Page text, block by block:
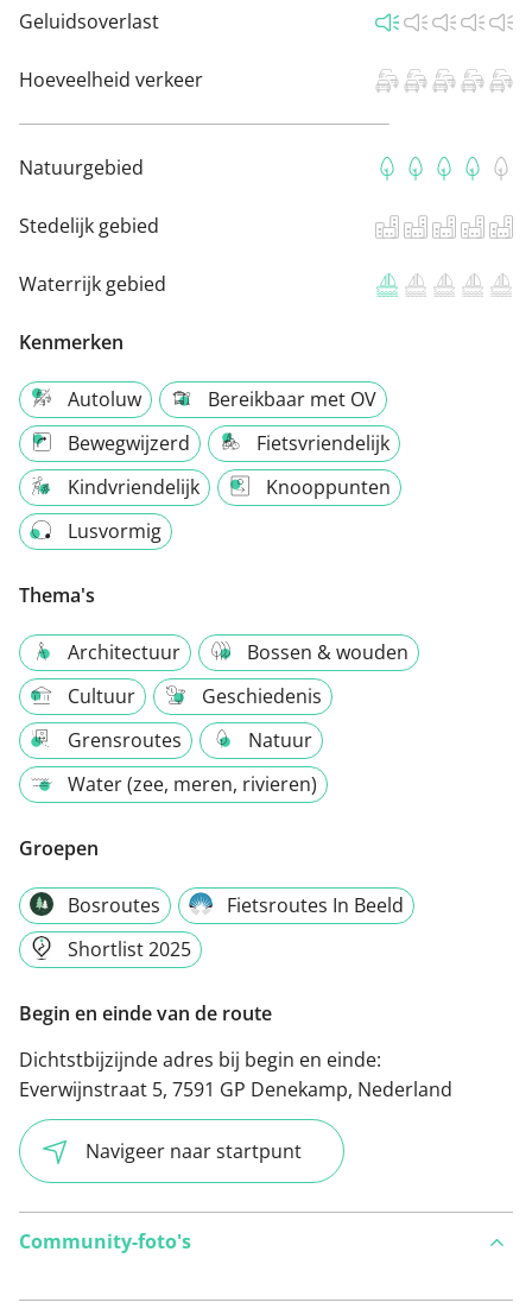
Geluidsoverlast
Hoeveelheid verkeer
Natuurgebied
Stedelijk gebied
Waterrijk gebied
Kenmerken
Autoluw
Bereikbaar met OV
Bewegwijzerd
Fietsvriendelijk
Kindvriendelijk
Knooppunten
Lusvormig
Thema's
Architectuur
Bossen & wouden
Cultuur
Geschiedenis
Grensroutes
Natuur
Water (zee, meren, rivieren)
Groepen
Bosroutes
Fietsroutes In Beeld
Shortlist 2025
Begin en einde van de route
Dichtstbijzijnde adres bij begin en einde:
Everwijnstraat 5, 7591 GP Denekamp, Nederland
Navigeer naar startpunt
Community-foto's